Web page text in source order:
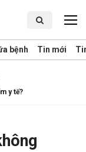
bệnh Tin mới
y tế?